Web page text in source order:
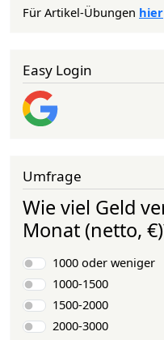
Für Artikel-Übungen hier
Easy Login
Umfrage
Wie viel Geld
Monat (netto,
1000 oder weniger
1000-1500
1500-2000
2000-3000